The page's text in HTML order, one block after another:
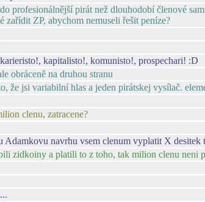
profesionálnější pirát než dlouhodobí členové
zařídit ZP, abychom nemuseli řešit peníze?
kapitalisto!, komunisto!, prospechari! :D
obráceně na druhou stranu
že jsi variabilní hlas a jeden pirátskej vysílač.
clenu, zatracene?
Adamkovu navrhu vsem clenum vyplatit X desitek
zidkoiny a platili to z toho, tak milion clenu neni